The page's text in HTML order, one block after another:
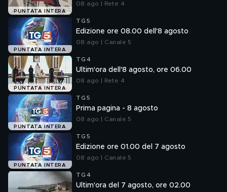
PUNTATA INTERA
08 ago | Rete 4
PUNTATA INTERA
TG5
Edizione ore 08.00 dell'8 agosto
08 ago | Canale 5
PUNTATA INTERA
TG4
Ultim'ora dell'8 agosto, ore 06.00
08 ago | Rete 4
PUNTATA INTERA
TG5
Prima pagina - 8 agosto
08 ago | Canale 5
PUNTATA INTERA
TG5
Edizione ore 01.00 del 7 agosto
08 ago | Canale 5
TG4
Ultim'ora del 7 agosto, ore 02.00